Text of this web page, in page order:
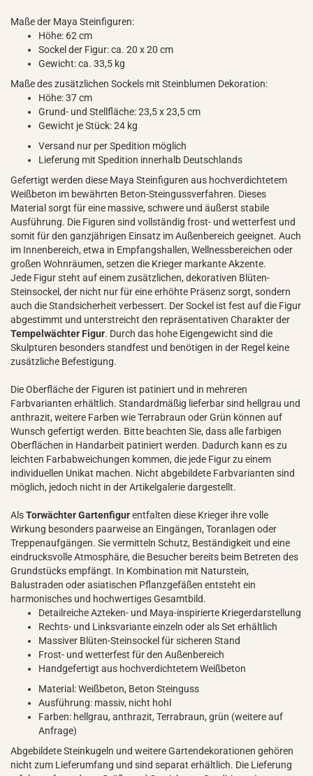
Maße der Maya Steinfiguren:
Höhe: 62 cm
Sockel der Figur: ca. 20 x 20 cm
Gewicht: ca. 33,5 kg
Maße des zusätzlichen Sockels mit Steinblumen Dekoration:
Höhe: 37 cm
Grund- und Stellfläche: 23,5 x 23,5 cm
Gewicht je Stück: 24 kg
Versand nur per Spedition möglich
Lieferung mit Spedition innerhalb Deutschlands
Gefertigt werden diese Maya Steinfiguren aus hochverdichtetem
Weißbeton im bewährten Beton-Steingussverfahren. Dieses
Material sorgt für eine massive, schwere und äußerst stabile
Ausführung. Die Figuren sind vollständig frost- und wetterfest und
somit für den ganzjährigen Einsatz im Außenbereich geeignet. Auch
im Innenbereich, etwa in Empfangshallen, Wellnessbereichen oder
großen Wohnräumen, setzen die Krieger markante Akzente.
Jede Figur steht auf einem zusätzlichen, dekorativen Blüten-
Steinsockel, der nicht nur für eine erhöhte Präsenz sorgt, sondern
auch die Standsicherheit verbessert. Der Sockel ist fest auf die Figur
abgestimmt und unterstreicht den repräsentativen Charakter der
Tempelwächter Figur. Durch das hohe Eigengewicht sind die
Skulpturen besonders standfest und benötigen in der Regel keine
zusätzliche Befestigung.
Die Oberfläche der Figuren ist patiniert und in mehreren
Farbvarianten erhältlich. Standardmäßig lieferbar sind hellgrau und
anthrazit, weitere Farben wie Terrabraun oder Grün können auf
Wunsch gefertigt werden. Bitte beachten Sie, dass alle farbigen
Oberflächen in Handarbeit patiniert werden. Dadurch kann es zu
leichten Farbabweichungen kommen, die jede Figur zu einem
individuellen Unikat machen. Nicht abgebildete Farbvarianten sind
möglich, jedoch nicht in der Artikelgalerie dargestellt.
AlsTorwächter Gartenfigurentfalten diese Krieger ihre volle
Wirkung besonders paarweise an Eingängen, Toranlagen oder
Treppenaufgängen. Sie vermitteln Schutz, Beständigkeit und eine
eindrucksvolle Atmosphäre, die Besucher bereits beim Betreten des
Grundstücks empfängt. In Kombination mit Naturstein,
Balustraden oder asiatischen Pflanzgefäßen entsteht ein
harmonisches und hochwertiges Gesamtbild.
Detailreiche Azteken- und Maya-inspirierte Kriegerdarstellung
Rechts- und Linksvariante einzeln oder als Set erhältlich
Massiver Blüten-Steinsockel für sicheren Stand
Frost- und wetterfest für den Außenbereich
Handgefertigt aus hochverdichtetem Weißbeton
Material: Weißbeton, Beton Steinguss
Ausführung: massiv, nicht hohl
Farben: hellgrau, anthrazit, Terrabraun, grün (weitere auf
Anfrage)
Abgebildete Steinkugeln und weitere Gartendekorationen gehören
nicht zum Lieferumfang und sind separat erhältlich. Die Lieferung